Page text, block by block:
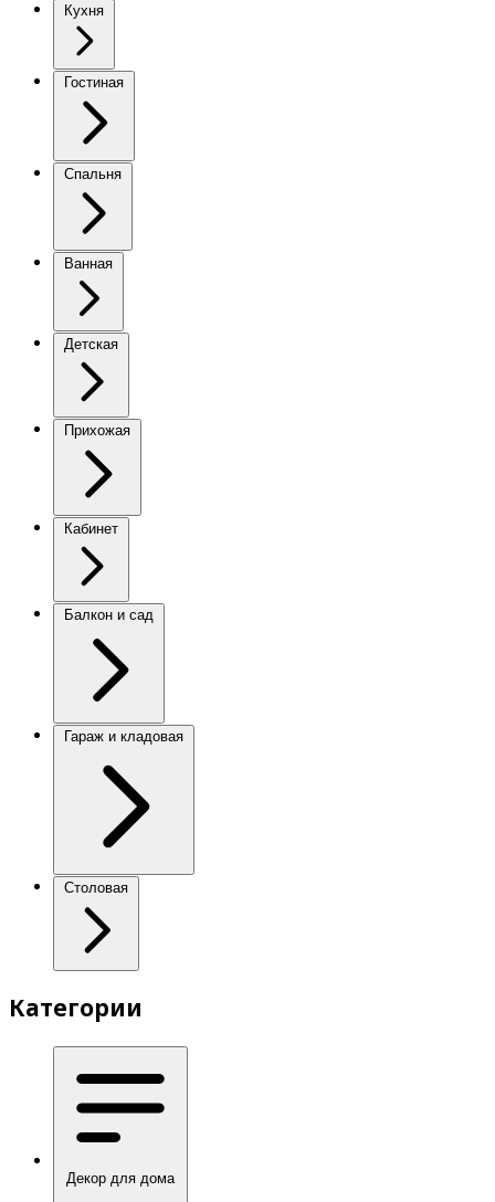
Кухня
Гостиная
Спальня
Ванная
Детская
Прихожая
Кабинет
Балкон и сад
Гараж и кладовая
Столовая
Категории
Декор для дома